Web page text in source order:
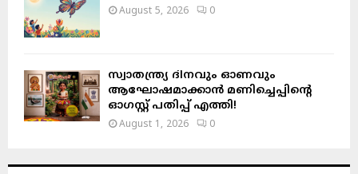
August 5, 2026 0
സ്വാതന്ത്ര്യ ദിനവും ഓണവും
ആഘോഷമാക്കാൻ മണിച്ചെപ്പിന്റെ
ഓഗസ്റ്റ് പതിപ്പ് എത്തി!
August 1, 2026 0